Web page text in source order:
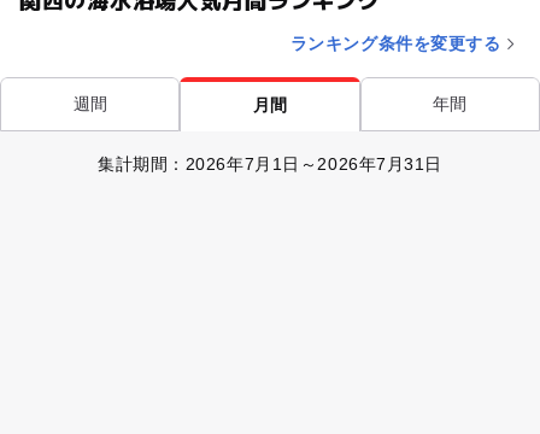
ランキング条件を変更する
週間 月間 年間
集計期間：2026年7月1日～2026年7月31日